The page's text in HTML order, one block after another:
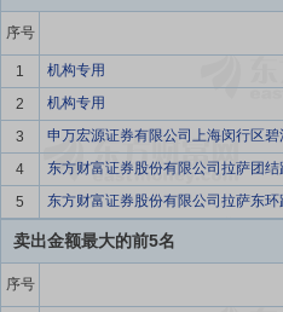
序号
1
机构专用
2
机构专用
3
申万宏源证券有限公司上海闵行区
4
东方财富证券股份有限公司拉萨团
5
东方财富证券股份有限公司拉萨东
卖出金额最大的前5名
序号